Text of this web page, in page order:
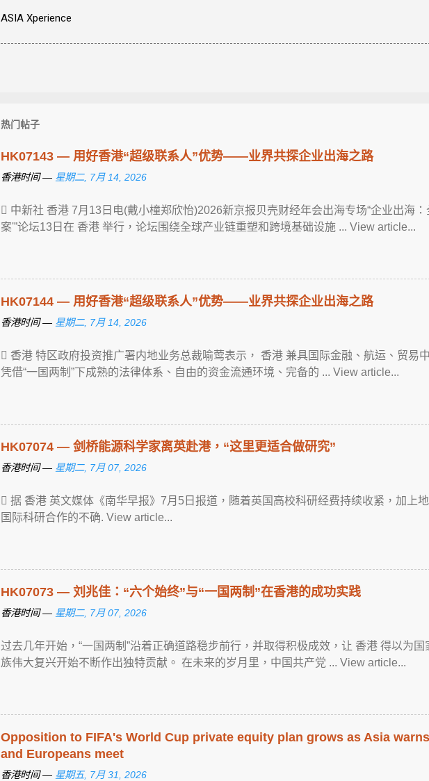
ASIA Xperience
热门帖子
HK07143 — 用好香港“超级联系人”优势——业界共探企业出海之路
香港时间 — 星期二, 7月 14, 2026
 中新社 香港 7月13日电(戴小橦郑欣怡)2026新京报贝壳财经年会出海专场“企业出海
案'”论坛13日在 香港 举行，论坛围绕全球产业链重塑和跨境基础设施 ... View article...
HK07144 — 用好香港“超级联系人”优势——业界共探企业出海之路
香港时间 — 星期二, 7月 14, 2026
 香港 特区政府投资推广署内地业务总裁喻莺表示， 香港 兼具国际金融、航运、贸易
凭借“一国两制”下成熟的法律体系、自由的资金流通环境、完备的 ... View article...
HK07074 — 剑桥能源科学家离英赴港，“这里更适合做研究”
香港时间 — 星期二, 7月 07, 2026
 据 香港 英文媒体《南华早报》7月5日报道，随着英国高校科研经费持续收紧，加上
国际科研合作的不确. View article...
HK07073 — 刘兆佳：“六个始终”与“一国两制”在香港的成功实践
香港时间 — 星期二, 7月 07, 2026
过去几年开始，“一国两制”沿着正确道路稳步前行，并取得积极成效，让 香港 得以为
族伟大复兴开始不断作出独特贡献。 在未来的岁月里，中国共产党 ... View article...
Opposition to FIFA's World Cup private equity plan grows as Asia
and Europeans meet
香港时间 — 星期五, 7月 31, 2026